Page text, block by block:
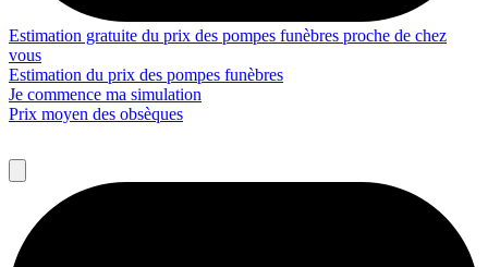
Estimation gratuite du prix des pompes funèbres proche de chez
vous
Estimation du prix des pompes funèbres
Je commence ma simulation
Prix moyen des obsèques